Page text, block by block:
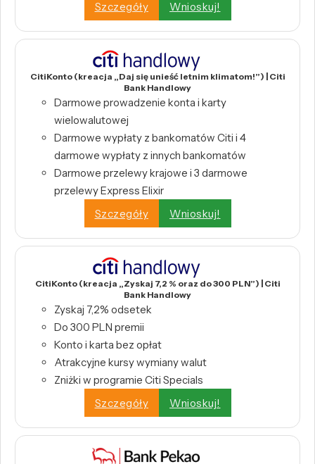
Szczegóły
Wnioskuj!
CitiKonto (kreacja „Daj się unieść letnim klimatom!”) | Citi
Bank Handlowy
Darmowe prowadzenie konta i karty
wielowalutowej
Darmowe wypłaty z bankomatów Citi i 4
darmowe wypłaty z innych bankomatów
Darmowe przelewy krajowe i 3 darmowe
przelewy Express Elixir
Szczegóły
Wnioskuj!
CitiKonto (kreacja „Zyskaj 7,2 % oraz do 300 PLN”) | Citi
Bank Handlowy
Zyskaj 7,2% odsetek
Do 300 PLN premii
Konto i karta bez opłat
Atrakcyjne kursy wymiany walut
Zniżki w programie Citi Specials
Szczegóły
Wnioskuj!